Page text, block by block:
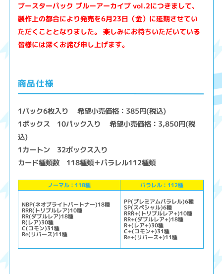
ブースターパック ブルーアーカイブ vol.2につきまして、
製作上の都合により発売を6月23日（金）に延期させてい
ただくこととなりました。 楽しみにお待ちいただいている
皆様には深くお詫び申し上げます。
商品仕様
1パック6枚入り 希望小売価格：385円(税込)
1ボックス 10パック入り 希望小売価格：3,850円(税
込)
1カートン 32ボックス入り
カード種類数 118種類＋パラレル112種類
ノーマル：118種 パラレル：112種
NBP(ネオブライトパートナー)18種
RRR(トリプルレア)10種
RR(ダブルレア)18種
R(レア)30種
C(コモン)31種
Re(リバース)11種
PP(プレミアムパラレル)6種
SP(スペシャル)6種
RRR+(トリプルレア+)10種
RR+(ダブルレア+)18種
R+(レア+)30種
C+(コモン+)31種
Re+(リバース+)11種